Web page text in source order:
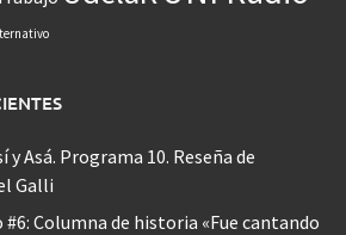
y Asá. Programa 10. Reseña de
Galli
#6: Columna de historia «Fue cantando